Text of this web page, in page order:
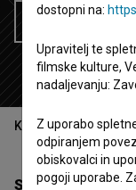
Želim si ogledati
Kazalo
Sinopsis
dostopni na:
Upravitelj te
filmske kulture,
nadaljevanju:
Z uporabo
odpiranjem
obiskovalci in
pogoji uporabe.